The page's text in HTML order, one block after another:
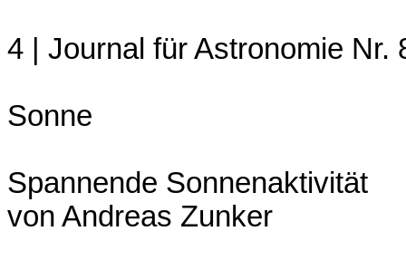
4 | Journal für Astronomie Nr.
Sonne
Spannende Sonnenaktivität
von Andreas Zunker